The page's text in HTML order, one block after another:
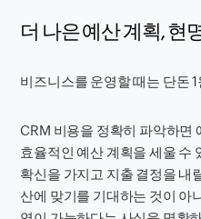
더 나은 예산 계획, 현
비즈니스를 운영할 때는 단돈
CRM 비용을 정확히 파악하면
효율적인 예산 계획을 세울 수
확신을 가지고 지출 결정을 내
산에 맞기를 기대하는 것이 아